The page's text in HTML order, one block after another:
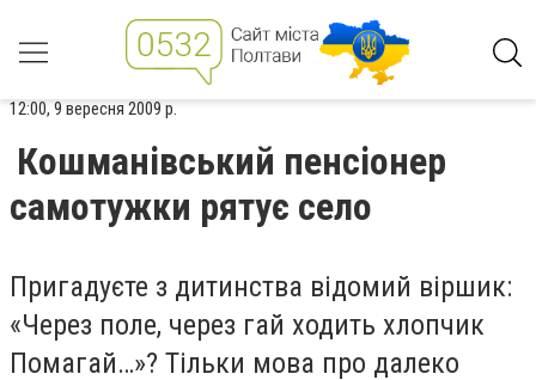
12:00, 9 вересня 2009 р.
Кошманівський пенсіонер
самотужки рятує село
Пригадуєте з дитинства відомий віршик:
«Через поле, через гай ходить хлопчик
Помагай…»? Тільки мова про далеко